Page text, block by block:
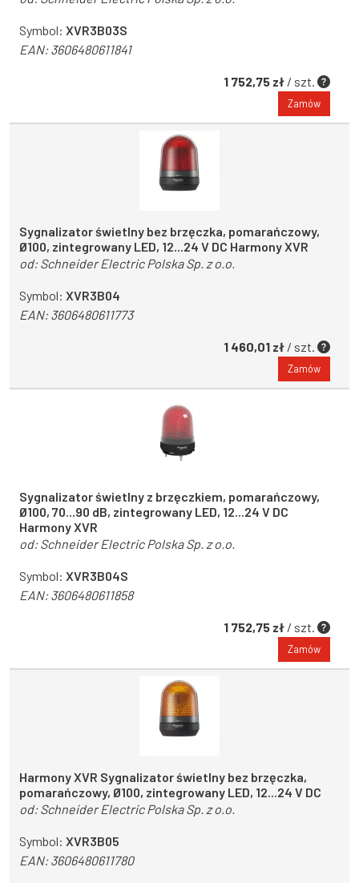
Symbol: XVR3B03S
EAN:3606480611841
1 752,75 zł / szt.
Zamów
Sygnalizator świetlny bez brzęczka, pomarańczowy,
Ø100, zintegrowany LED, 12...24 V DC Harmony XVR
od:Schneider Electric Polska Sp. z o.o.
Symbol: XVR3B04
EAN:3606480611773
1 460,01 zł / szt.
Zamów
Sygnalizator świetlny z brzęczkiem, pomarańczowy,
Ø100, 70...90 dB, zintegrowany LED, 12...24 V DC
Harmony XVR
od:Schneider Electric Polska Sp. z o.o.
Symbol: XVR3B04S
EAN:3606480611858
1 752,75 zł / szt.
Zamów
Harmony XVR Sygnalizator świetlny bez brzęczka,
pomarańczowy, Ø100, zintegrowany LED, 12...24 V DC
od:Schneider Electric Polska Sp. z o.o.
Symbol: XVR3B05
EAN:3606480611780